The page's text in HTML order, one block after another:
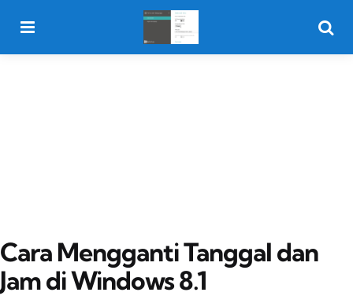
Cara Mengganti Tanggal dan
Jam di Windows 8.1